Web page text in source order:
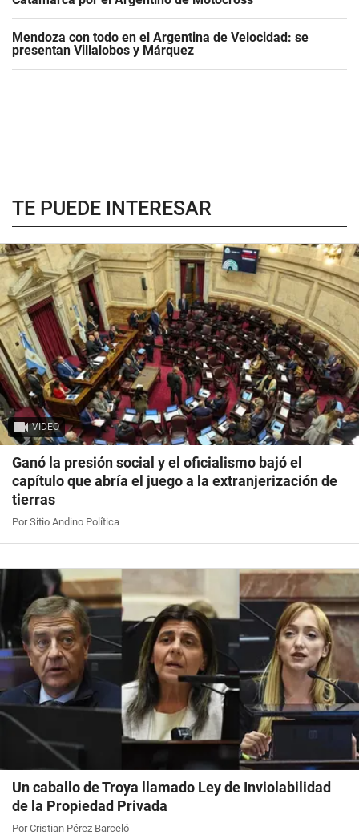
Mendoza con todo en el Argentina de Velocidad: se
presentan Villalobos y Márquez
TE PUEDE INTERESAR
VIDEO
Ganó la presión social y el oficialismo bajó el
capítulo que abría el juego a la extranjerización de
tierras
Por Sitio Andino Política
Un caballo de Troya llamado Ley de Inviolabilidad
de la Propiedad Privada
Por Cristian Pérez Barceló